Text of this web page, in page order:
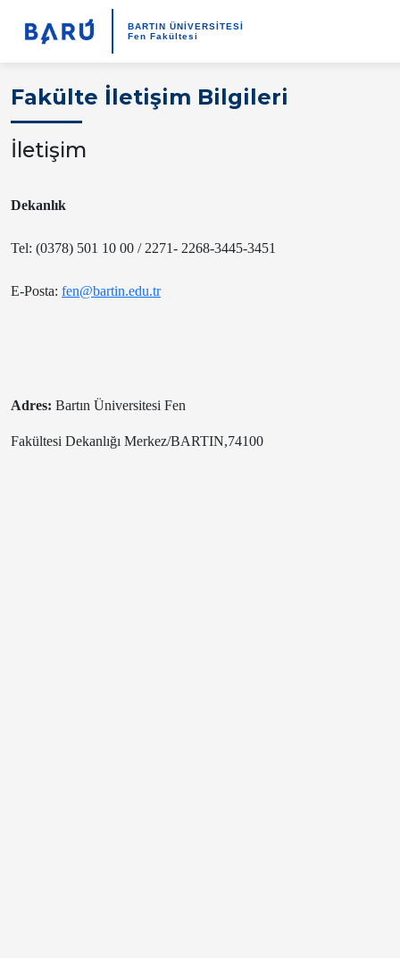
BARTIN ÜNİVERSİTESİ
Fen Fakültesi
Fakülte İletişim Bilgileri
İletişim
Dekanlık
Tel: (0378) 501 10 00 / 2271- 2268-3445-3451
E-Posta: fen@bartin.edu.tr
Adres: Bartın Üniversitesi Fen
Fakültesi Dekanlığı Merkez/BARTIN,74100